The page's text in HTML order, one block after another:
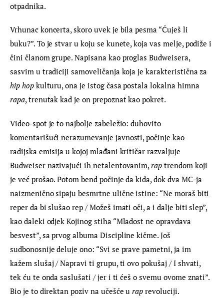
otpadnika.
Vrhunac koncerta, skoro uvek je bila pesma “Čuješ li
buku?”. To je stvar u koju se kunete, koja vas melje, podiže i
čini članom grupe. Napisana kao proglas Budweisera,
sasvim u tradiciji samoveličanja koja je karakteristična za
hip hop kulturu, ona je istog časa postala lokalna himna
rapa, trenutak kad je on prepoznat kao pokret.
Video-spot je to najbolje zabeležio: duhovito
komentarišući nerazumevanje javnosti, počinje kao
radijska emisija u kojoj mlađani kritičar razvaljuje
Budweiser nazivajući ih netalentovanim, rap trendom koji
je već prošao. Potom bend počinje da kida, dok dva MC-ja
naizmenično sipaju besmrtne ulične istine: “Ne moraš biti
reper da bi slušao rep / Možeš imati oči, a i dalje biti slep”,
kao daleki odjek Kojinog stiha “Mladost ne opravdava
besvest”, sa prvog albuma Discipline kičme. Još
sudbonosnije deluje ono: “Svi se prave pametni, ja im
kažem slušaj / Napravi ti grupu, ti ovo pokušaj / I shvati,
tek ću te onda saslušati / jer i ti ćeš o svemu ovome znati”.
Bio je to direktan poziv na učešće u rap revoluciji.